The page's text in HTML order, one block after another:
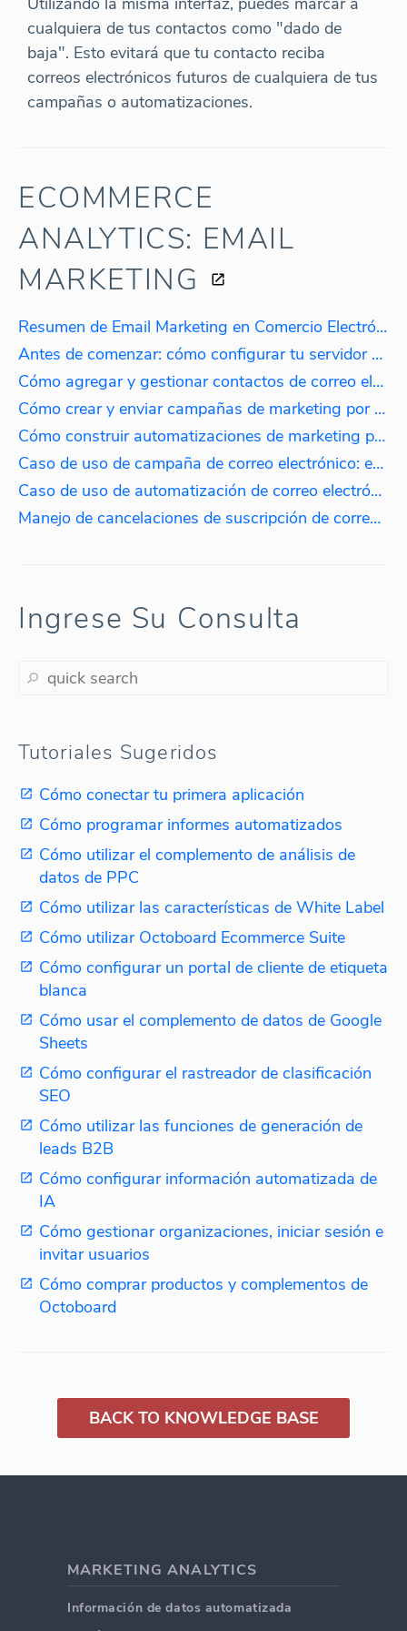
cualquiera de tus contactos como "dado de
baja". Esto evitará que tu contacto reciba
correos electrónicos futuros de cualquiera de tus
campañas o automatizaciones.
ECOMMERCE
ANALYTICS: EMAIL
MARKETING
Resumen de Email Marketing en Comercio Electrónico
Antes de comenzar: cómo configurar tu servidor de correo electrónico
Cómo agregar y gestionar contactos de correo electrónico
Cómo crear y enviar campañas de marketing por correo electrónico
Cómo construir automatizaciones de marketing por correo electrónico
Caso de uso de campaña de correo electrónico: enviar un descuento a clientes que gastaron más de $100.
Caso de uso de automatización de correo electrónico: incorporación de nuevos clientes
Manejo de cancelaciones de suscripción de correo electrónico
Ingrese Su Consulta
Tutoriales Sugeridos
Cómo conectar tu primera aplicación
Cómo programar informes automatizados
Cómo utilizar el complemento de análisis de
datos de PPC
Cómo utilizar las características de White Label
Cómo utilizar Octoboard Ecommerce Suite
Cómo configurar un portal de cliente de etiqueta
blanca
Cómo usar el complemento de datos de Google
Sheets
Cómo configurar el rastreador de clasificación
SEO
Cómo utilizar las funciones de generación de
leads B2B
Cómo configurar información automatizada de
IA
Cómo gestionar organizaciones, iniciar sesión e
invitar usuarios
Cómo comprar productos y complementos de
Octoboard
BACK TO KNOWLEDGE BASE
MARKETING ANALYTICS
Información de datos automatizada